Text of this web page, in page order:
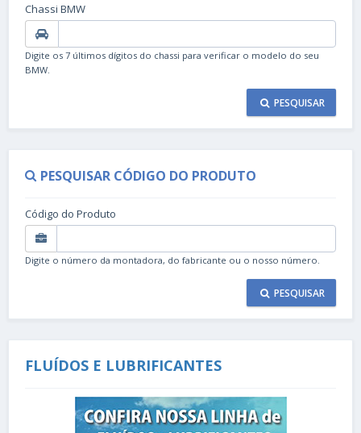
Chassi BMW
Digite os 7 últimos dígitos do chassi para verificar o modelo do seu
BMW.
PESQUISAR
PESQUISAR CÓDIGO DO PRODUTO
Código do Produto
Digite o número da montadora, do fabricante ou o nosso número.
PESQUISAR
FLUÍDOS E LUBRIFICANTES